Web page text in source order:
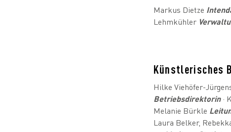
Markus Dietze
Lehmkühler
Künstlerisches
Hilke Viehöfer-
Betriebsdirektorin·
Melanie Bürkle
Laura Belker,